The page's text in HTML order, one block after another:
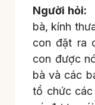
Người hỏi:
bà, kính
con đặt ra
con được
bà và các
tổ chức